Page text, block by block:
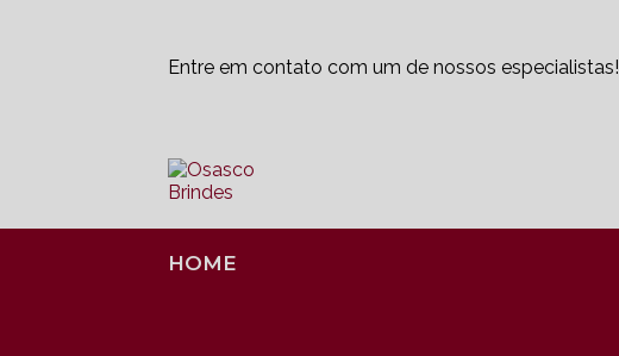
Entre em contato com um de nossos especialistas!
HOME